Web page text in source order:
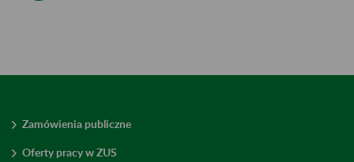
Zamówienia publiczne
Oferty pracy w ZUS